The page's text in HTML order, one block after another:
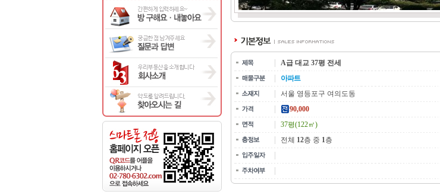
A급 대교 37평 전세
아파트
서울 영등포구 여의도동
90,000
37평(122㎡)
전체 12층 중 1층